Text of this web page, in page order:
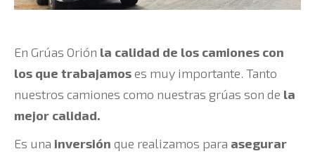
En Grúas Orión la calidad de los camiones con
los que trabajamoses muy importante. Tanto
nuestros camiones como nuestras grúas son de la
mejor calidad.
Es una inversión que realizamos para asegurar